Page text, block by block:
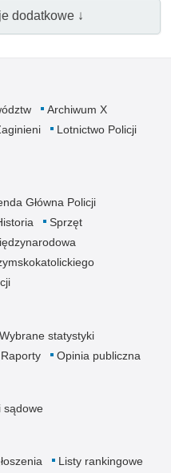
dodatkowe ↓
Archiwum X
Lotnictwo Policji
Główna Policji
Sprzęt
Wybrane statystyki
Raporty Opinia publiczna
sądowe
Listy rankingowe